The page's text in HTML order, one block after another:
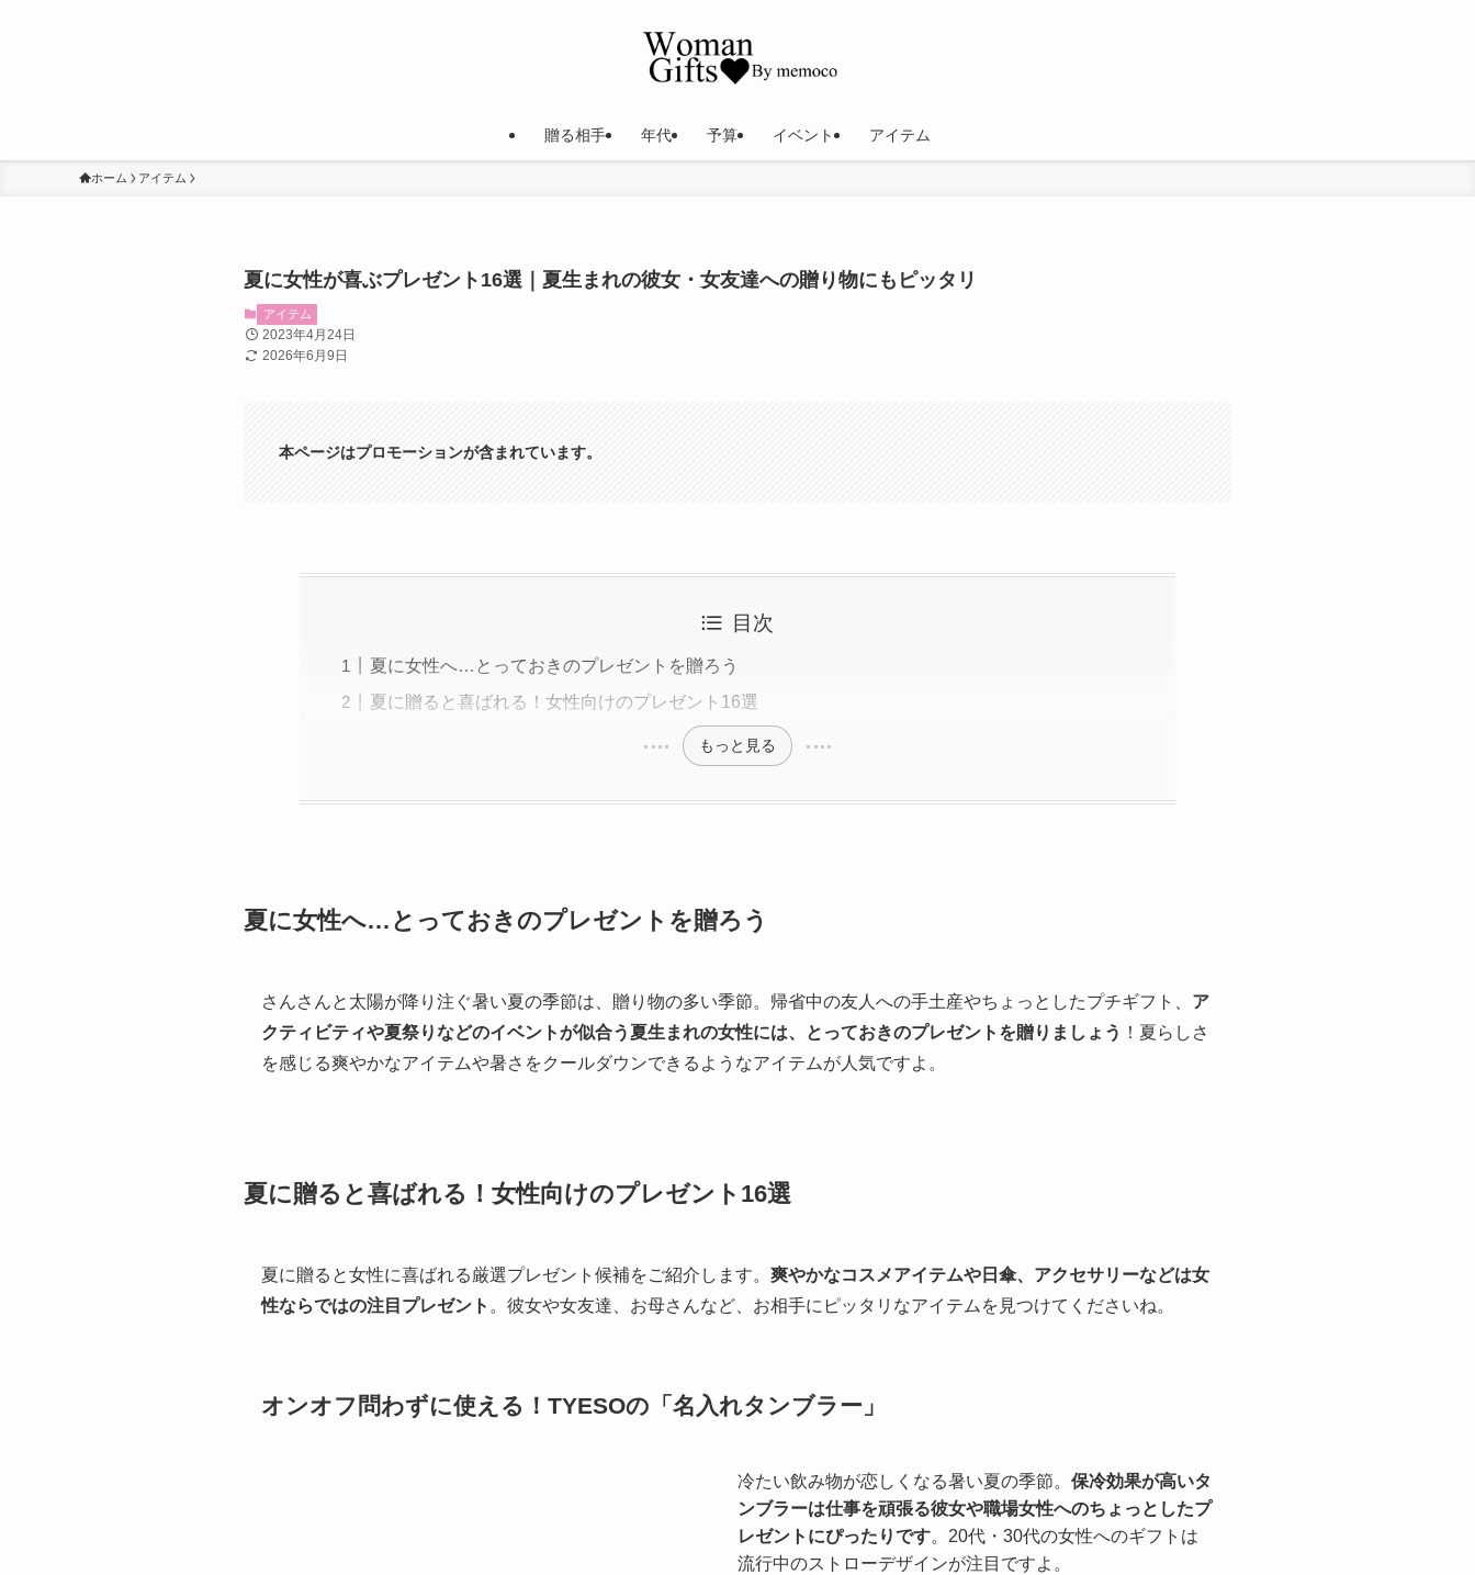
贈る相手 年代 予算 イベント アイテム
ホーム アイテム
夏に女性が喜ぶプレゼント16選｜夏生まれの彼女・女友達への贈り物にもピッタリ
アイテム
2023年4月24日
2026年6月9日
本ページはプロモーションが含まれています。
目次
夏に女性へ…とっておきのプレゼントを贈ろう
夏に贈ると喜ばれる！女性向けのプレゼント16選
もっと見る
夏に女性へ…とっておきのプレゼントを贈ろう
さんさんと太陽が降り注ぐ暑い夏の季節は、贈り物の多い季節。帰省中の友人への手土産やちょっとしたプチギフト、 ア
クティビティや夏祭りなどのイベントが似合う夏生まれの女性には、とっておきのプレゼントを贈りましょう ！夏らしさ
を感じる爽やかなアイテムや暑さをクールダウンできるようなアイテムが人気ですよ。
夏に贈ると喜ばれる！女性向けのプレゼント16選
夏に贈ると女性に喜ばれる厳選プレゼント候補をご紹介します。 爽やかなコスメアイテムや日傘、アクセサリーなどは女
性ならではの注目プレゼント 。彼女や女友達、お母さんなど、お相手にピッタリなアイテムを見つけてくださいね。
オンオフ問わずに使える！TYESOの「名入れタンブラー」
冷たい飲み物が恋しくなる暑い夏の季節。 保冷効果が高いタ
ンブラーは仕事を頑張る彼女や職場女性へのちょっとしたプ
レゼントにぴったりです。20代・30代の女性へのギフトは
流行中のストローデザインが注目ですよ。